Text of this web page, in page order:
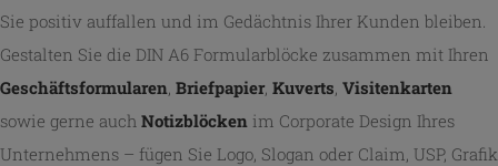
Sie positiv auffallen und im Gedächtnis Ihrer Kunden bleiben.
Gestalten Sie die DIN A6 Formularblöcke zusammen mit Ihren
Geschäftsformularen, Briefpapier, Kuverts, Visitenkarten
sowie gerne auch Notizblöcken im Corporate Design Ihres
Unternehmens – fügen Sie Logo, Slogan oder Claim, USP, Grafik